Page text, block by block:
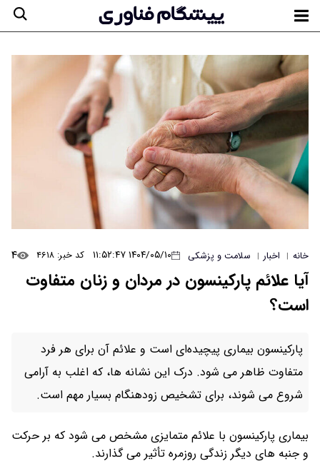
خانه | اخبار | سلامت و پزشکی ۱۴۰۴/۰۵/۱۰ ۱۱:۵۲:۴۷ کد خبر: ۴۶۱۸ ۴
آیا علائم پارکینسون در مردان و زنان متفاوت
است؟
پارکینسون بیماری پیچیده‌ای است و علائم آن برای هر فرد
متفاوت ظاهر می شود. درک این نشانه ها، که اغلب به آرامی
شروع می شوند، برای تشخیص زودهنگام بسیار مهم است.
بیماری پارکینسون با علائم متمایزی مشخص می شود که بر حرکت
و جنبه های دیگر زندگی روزمره تأثیر می گذارند.